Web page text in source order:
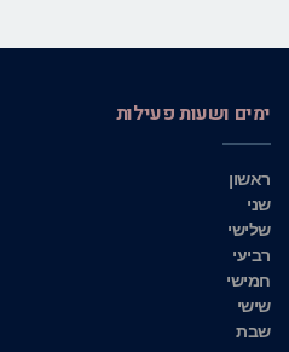
ימים ושעות פעילות
ראשון
שני
שלישי
רביעי
חמישי
שישי
שבת